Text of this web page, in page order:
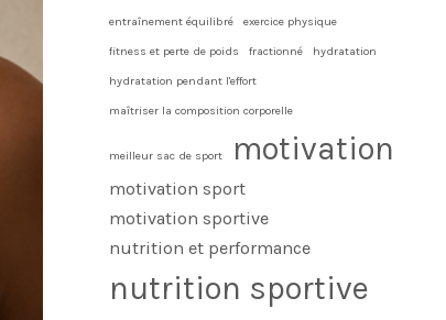
entraînement équilibré exercice physique
fitness et perte de poids fractionné hydratation
hydratation pendant l'effort
maîtriser la composition corporelle
meilleur sac de sport motivation
motivation sport
motivation sportive
nutrition et performance
nutrition sportive